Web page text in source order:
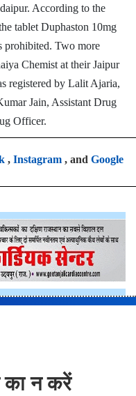
According to the
tablet Duphaston 10mg
prohibited. Two more
Chemist at their Jaipur
registered by Lalit Ajaria,
Jain, Assistant Drug
Officer.
, Instagram, and Google
का न करें